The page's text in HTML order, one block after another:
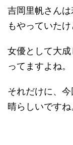
吉岡里帆さん
もやっていたけ
女優として大
ってますよね。
それだけに、
晴らしいですね